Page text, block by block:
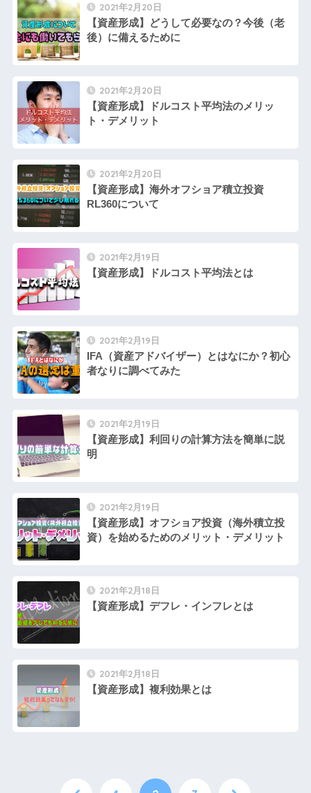
2021年2月20日
【資産形成】どうして必要なの？今後（老
後）に備えるために
2021年2月20日
【資産形成】ドルコスト平均法のメリッ
ト・デメリット
2021年2月20日
【資産形成】海外オフショア積立投資
RL360について
2021年2月19日
【資産形成】ドルコスト平均法とは
2021年2月19日
IFA（資産アドバイザー）とはなにか？初心
者なりに調べてみた
2021年2月19日
【資産形成】利回りの計算方法を簡単に説
明
2021年2月19日
【資産形成】オフショア投資（海外積立投
資）を始めるためのメリット・デメリット
2021年2月18日
【資産形成】デフレ・インフレとは
2021年2月18日
【資産形成】複利効果とは